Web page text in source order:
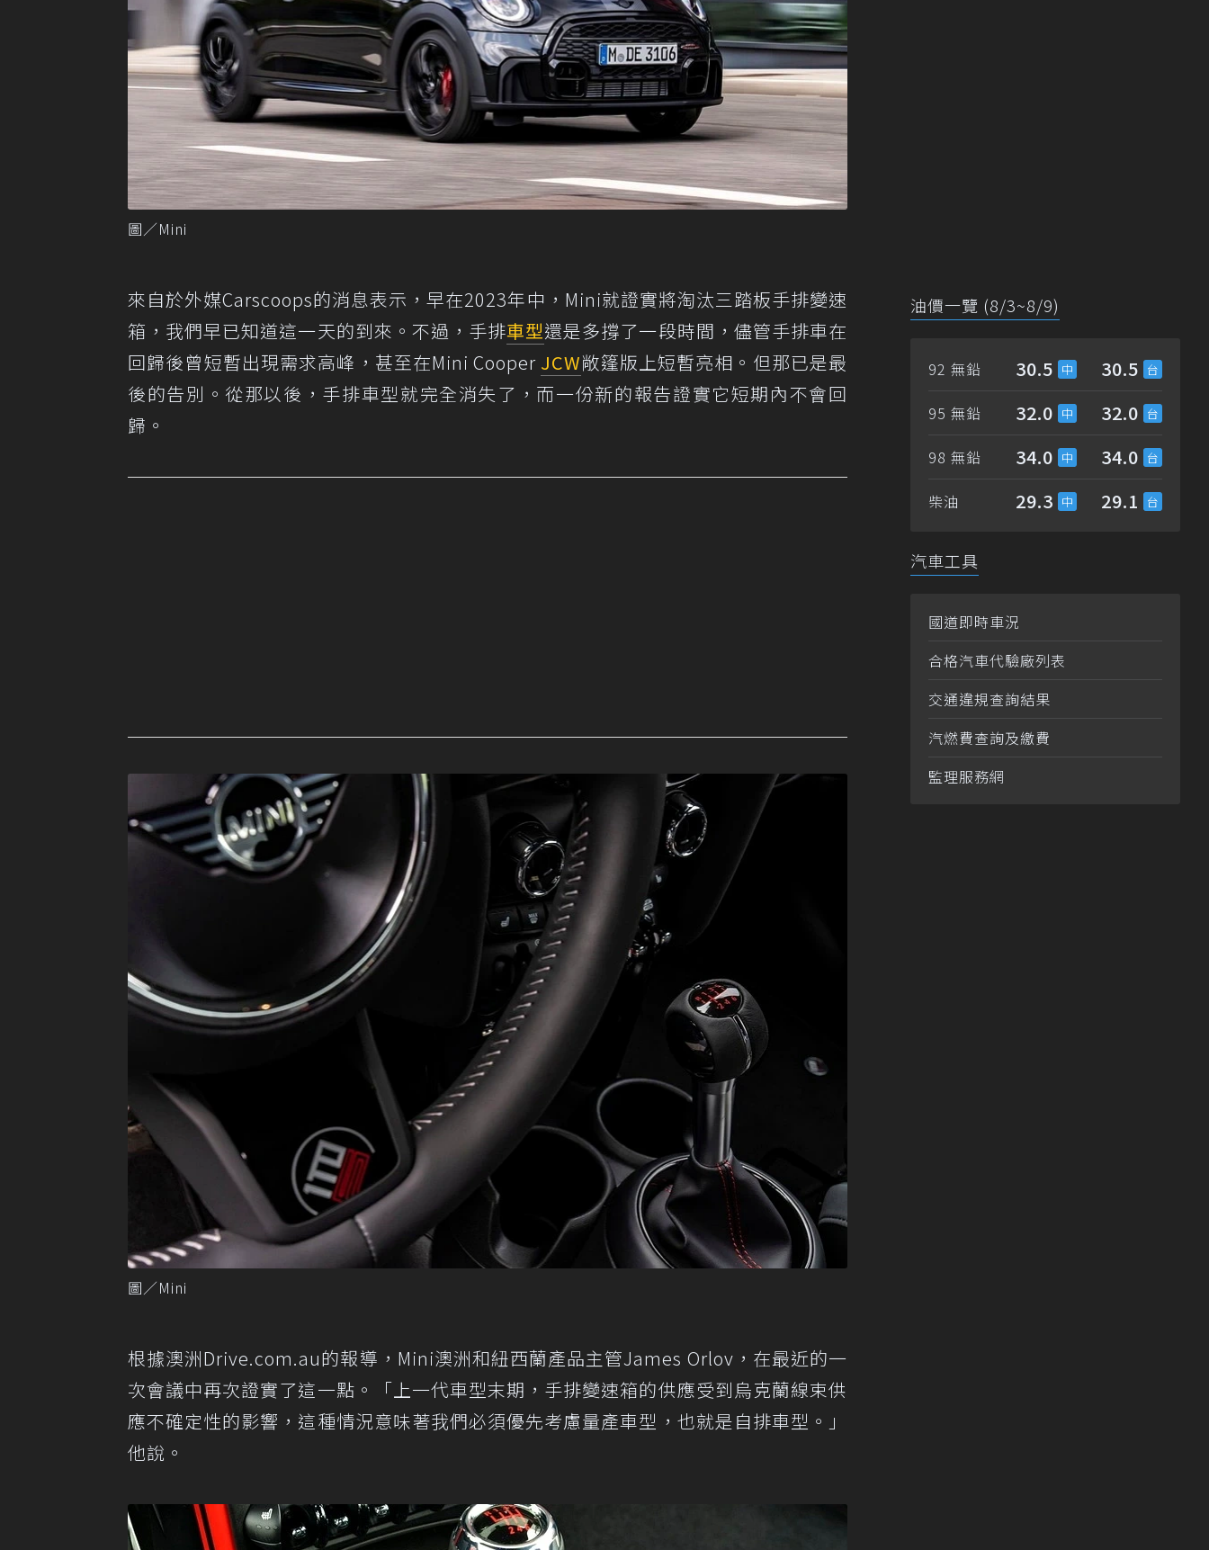
圖／Mini
來自於外媒Carscoops的消息表示 ，早在2023年中，Mini就證實將淘汰三踏板手排變速
箱，我們早已知道這一天的到來。不過，手排車型還是多撐了一段時間，儘管手排車在
回歸後曾短暫出現需求高峰，甚至在Mini Cooper JCW敞篷版上短暫亮相。但那已是最
後的告別。從那以後，手排車型就完全消失了，而一份新的報告證實它短期內不會回
歸。
圖／Mini
根據澳洲Drive.com.au的報導，Mini澳洲和紐西蘭產品主管James Orlov，在最近的一
次會議中再次證實了這一點。「上一代車型末期，手排變速箱的供應受到烏克蘭線束供
應不確定性的影響，這種情況意味著我們必須優先考慮量產車型，也就是自排車型。」
他說。
油價一覽 (8/3~8/9)
92 無鉛 30.5 30.5
95 無鉛 32.0 32.0
98 無鉛 34.0 34.0
柴油 29.3 29.1
汽車工具
國道即時車況
合格汽車代驗廠列表
交通違規查詢結果
汽燃費查詢及繳費
監理服務網